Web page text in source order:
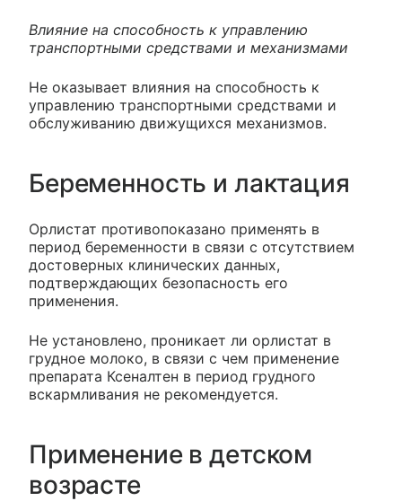
Влияние на способность к управлению
транспортными средствами и механизмами
Не оказывает влияния на способность к
управлению транспортными средствами и
обслуживанию движущихся механизмов.
Беременность и лактация
Орлистат противопоказано применять в
период беременности в связи с отсутствием
достоверных клинических данных,
подтверждающих безопасность его
применения.
Не установлено, проникает ли орлистат в
грудное молоко, в связи с чем применение
препарата Ксеналтен в период грудного
вскармливания не рекомендуется.
Применение в детском
возрасте